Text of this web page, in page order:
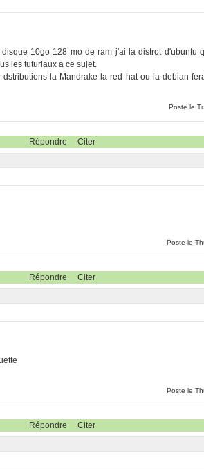
10go 128 mo de ram j'ai la distrot d'ubuntu
les tuturiaux a ce sujet.
la Mandrake la red hat ou la debian
Poste le
Répondre Citer
Poste le
Répondre Citer
Poste le
Répondre Citer